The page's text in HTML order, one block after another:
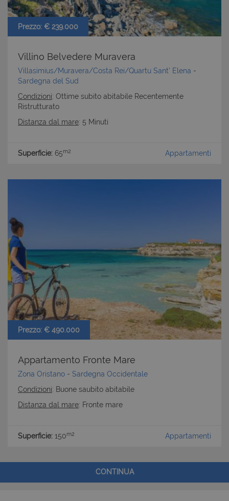
Prezzo: € 239.000
Villino Belvedere Muravera
Villasimius/Muravera/Costa Rei/Quartu Sant' Elena -
Sardegna del Sud
Condizioni: Ottime subito abitabile Recentemente
Ristrutturato
Distanza dal mare: 5 Minuti
Superficie: 65m2 Appartamenti
Prezzo: € 490.000
Appartamento Fronte Mare
Zona Oristano - Sardegna Occidentale
Condizioni: Buone saubito abitabile
Distanza dal mare: Fronte mare
Superficie: 150m2 Appartamenti
CONTINUA
cookie strettamente necessari.
Nome
Provider/Dominio
Scadenza
PHP.net
Sessione
CookieScript
www.latuacasainsardegna.com
6 mesi 5
giorni